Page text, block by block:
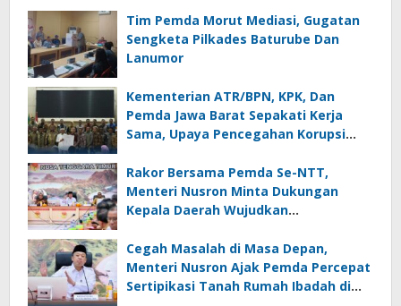
Tim Pemda Morut Mediasi, Gugatan
Sengketa Pilkades Baturube Dan
Lanumor
Kementerian ATR/BPN, KPK, Dan
Pemda Jawa Barat Sepakati Kerja
Sama, Upaya Pencegahan Korupsi
Rakor Bersama Pemda Se-NTT,
Menteri Nusron Minta Dukungan
Kepala Daerah Wujudkan
Cegah Masalah di Masa Depan,
Menteri Nusron Ajak Pemda Percepat
Sertipikasi Tanah Rumah Ibadah di